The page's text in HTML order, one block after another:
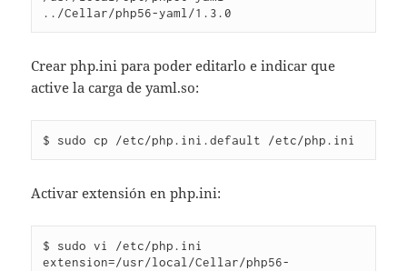
Crear php.ini para poder editarlo e indicar que
active la carga de yaml.so:
Activar extensión en php.ini:
$ sudo vi /etc/php.ini
extension=/usr/local/Cellar/php56-